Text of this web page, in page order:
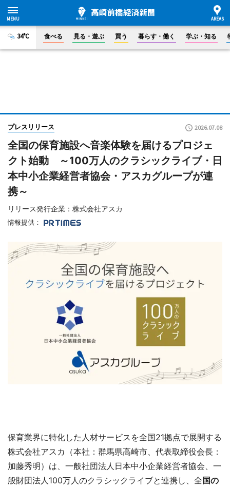
34°C 食べる 見る・遊ぶ 買う 暮らす・働く 学ぶ・知る
プレスリリース 2026.07.08
全国の保育施設へ音楽体験を届けるプロジェ
クト始動 ～100万人のクラシックライブ・日
本中小企業経営者協会・アスカグループが連
携～
リリース発行企業：株式会社アスカ
情報提供：
保育業界に特化した人材サービスを全国21拠点で展開する
株式会社アスカ（本社：群馬県高崎市、代表取締役会長：
加藤秀明）は、一般社団法人日本中小企業経営者協会、一
般財団法人100万人のクラシックライブと連携し、全 国の